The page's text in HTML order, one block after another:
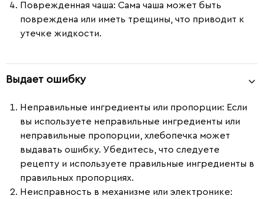
Поврежденная чаша: Сама чаша может быть
повреждена или иметь трещины, что приводит к
утечке жидкости.
Выдает ошибку
Неправильные ингредиенты или пропорции: Если
вы используете неправильные ингредиенты или
неправильные пропорции, хлебопечка может
выдавать ошибку. Убедитесь, что следуете
рецепту и используете правильные ингредиенты в
правильных пропорциях.
Неисправность в механизме или электронике: